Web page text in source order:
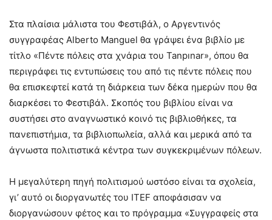
Στα πλαίσια μάλιστα του Φεστιβάλ, ο Αργεντινός
συγγραφέας Alberto Manguel θα γράψει ένα βιβλίο με
τίτλο «Πέντε πόλεις στα χνάρια του Tanpınar», όπου θα
περιγράφει τις εντυπώσεις του από τις πέντε πόλεις που
θα επισκεφτεί κατά τη διάρκεια των δέκα ημερών που θα
διαρκέσει το Φεστιβάλ. Σκοπός του βιβλίου είναι να
συστήσει στο αναγνωστικό κοινό τις βιβλιοθήκες, τα
πανεπιστήμια, τα βιβλιοπωλεία, αλλά και μερικά από τα
άγνωστα πολιτιστικά κέντρα των συγκεκριμένων πόλεων.
Η μεγαλύτερη πηγή πολιτισμού ωστόσο είναι τα σχολεία,
γι’ αυτό οι διοργανωτές του ITEF αποφάσισαν να
διοργανώσουν φέτος και το πρόγραμμα «Συγγραφείς στα